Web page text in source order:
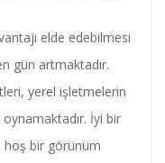
elde edebilmesi
gün artmaktadır.
yerel işletmelerin
İyi bir
hoş bir görünüm